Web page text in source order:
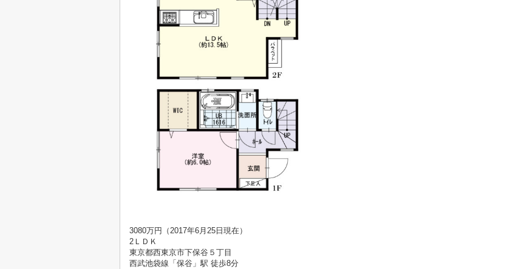
3080万円（2017年6月25日現在）
2ＬＤＫ
東京都西東京市下保谷５丁目
西武池袋線「保谷」駅 徒歩8分